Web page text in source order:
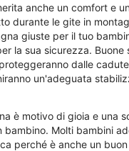
anche un comfort e
durante le gite in
giuste per il tuo
la sua sicurezza. Buone
dalle
un'adeguata
è motivo di gioia e una
bambino. Molti bambini
perché è anche un